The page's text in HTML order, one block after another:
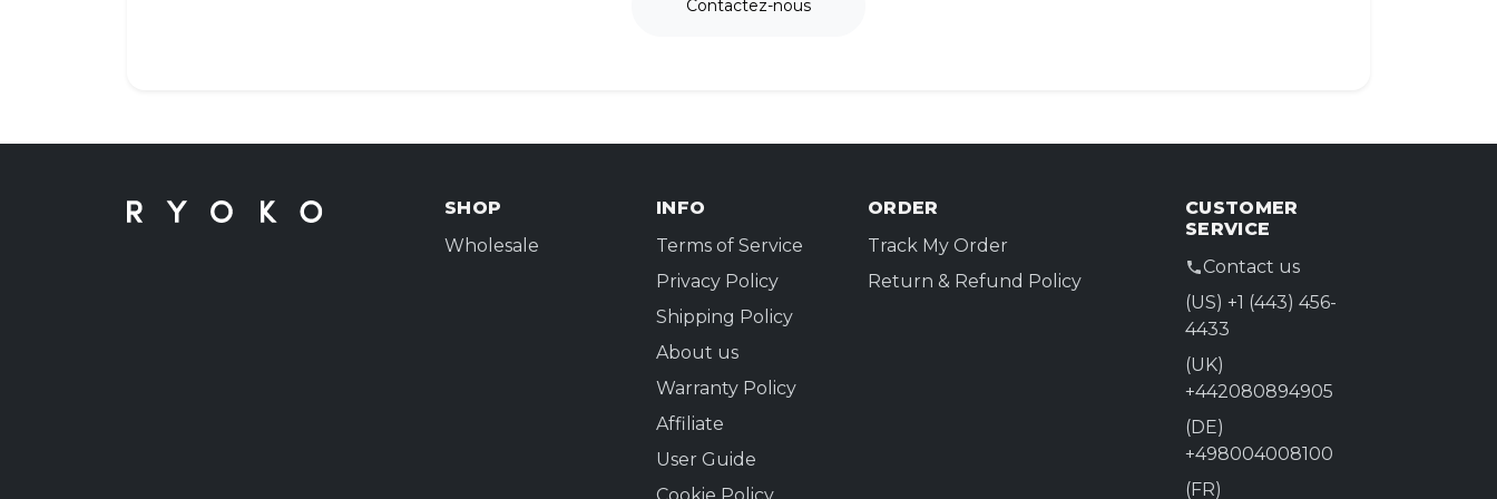
Placez-le dans un endroit central (comme une table ou la poche d'un sac à dos) afin que tous vos appareils puissent se
arrière-plan afin que vous puissiez vous concentrer sur votre voyage, et non sur votre connexion.
Contactez-nous
SHOP
Wholesale
INFO
Terms of Service
Privacy Policy
Shipping Policy
About us
Warranty Policy
Affiliate
User Guide
ORDER
Track My Order
Return & Refund Policy
CUSTOMER
SERVICE
Contact us
(US) +1 (443) 456-
4433
(UK)
+442080894905
(DE)
+498004008100
(FR)